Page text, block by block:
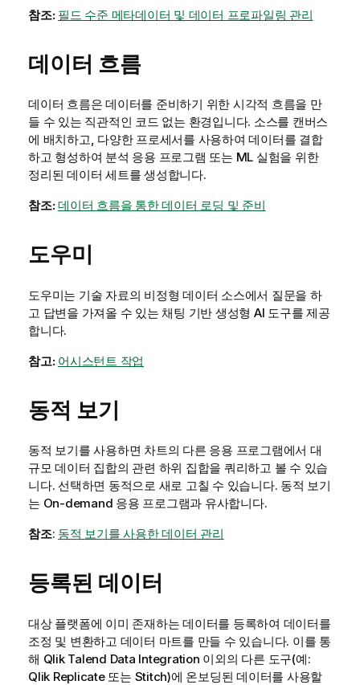
참조: 필드 수준 메타데이터 및 데이터 프로파일링 관리
데이터 흐름
데이터 흐름은 데이터를 준비하기 위한 시각적 흐름을 만
들 수 있는 직관적인 코드 없는 환경입니다. 소스를 캔버스
에 배치하고, 다양한 프로세서를 사용하여 데이터를 결합
하고 형성하여 분석 응용 프로그램 또는 ML 실험을 위한
정리된 데이터 세트를 생성합니다.
참조:데이터 흐름을 통한 데이터 로딩 및 준비
도우미
도우미는 기술 자료의 비정형 데이터 소스에서 질문을 하
고 답변을 가져올 수 있는 채팅 기반 생성형 AI 도구를 제공
합니다.
참고: 어시스턴트 작업
동적 보기
동적 보기를 사용하면 차트의 다른 응용 프로그램에서 대
규모 데이터 집합의 관련 하위 집합을 쿼리하고 볼 수 있습
니다. 선택하면 동적으로 새로 고칠 수 있습니다. 동적 보기
는 On-demand 응용 프로그램과 유사합니다.
참조: 동적 보기를 사용한 데이터 관리
등록된 데이터
대상 플랫폼에 이미 존재하는 데이터를 등록하여 데이터를
조정 및 변환하고 데이터 마트를 만들 수 있습니다. 이를 통
해 Qlik Talend Data Integration 이외의 다른 도구(예:
Qlik Replicate 또는 Stitch)에 온보딩된 데이터를 사용할